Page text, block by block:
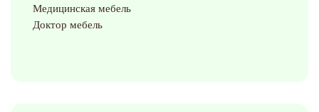
Медицинская мебель
Доктор мебель